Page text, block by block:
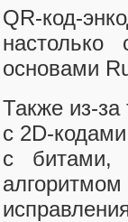
QR-код-
основами
Также из-
с 2D-
с битами,